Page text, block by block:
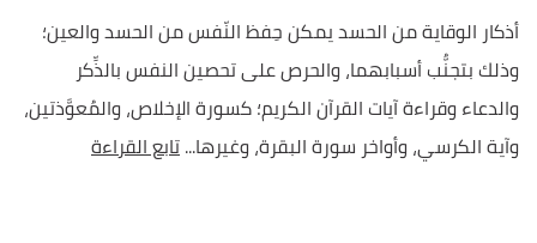
أذكار الوقاية من الحسد يمكن حِفظ النّفس من الحسد والعين؛
وذلك بتجنُّب أسبابهما، والحرص على تحصين النفس بالذِّكر
والدعاء وقراءة آيات القرآن الكريم؛ كسورة الإخلاص، والمُعوَّذتين،
وآية الكرسي، وأواخر سورة البقرة، وغيرها...تابع القراءة